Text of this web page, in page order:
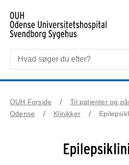
OUH Forside
Til patienter og
Odense
Klinikker